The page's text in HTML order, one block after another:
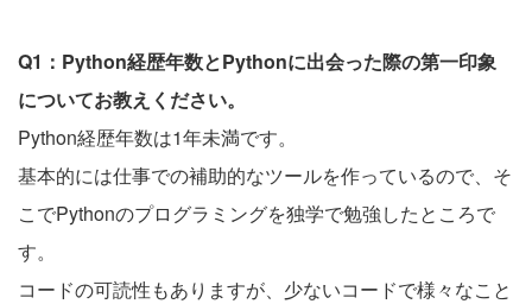
Q1：Python経歴年数とPythonに出会った際の第一印象
についてお教えください。
Python経歴年数は1年未満です。
基本的には仕事での補助的なツールを作っているので、そ
こでPythonのプログラミングを独学で勉強したところで
す。
コードの可読性もありますが、少ないコードで様々なこと